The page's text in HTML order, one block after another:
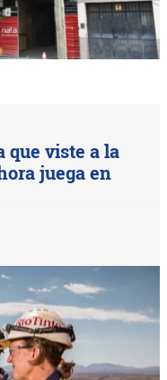
que viste a la
juega en